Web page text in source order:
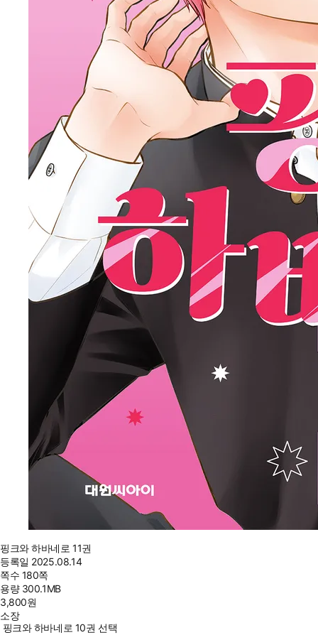
핑크와 하바네로 11권
등록일 2025.08.14
쪽수 180쪽
용량 300.1MB
3,800원
소장
핑크와 하바네로 10권 선택